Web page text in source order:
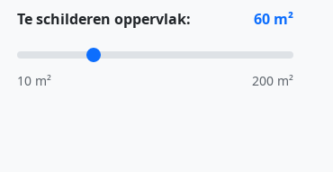
Te schilderen oppervlak: 60 m²
10 m² 200 m²